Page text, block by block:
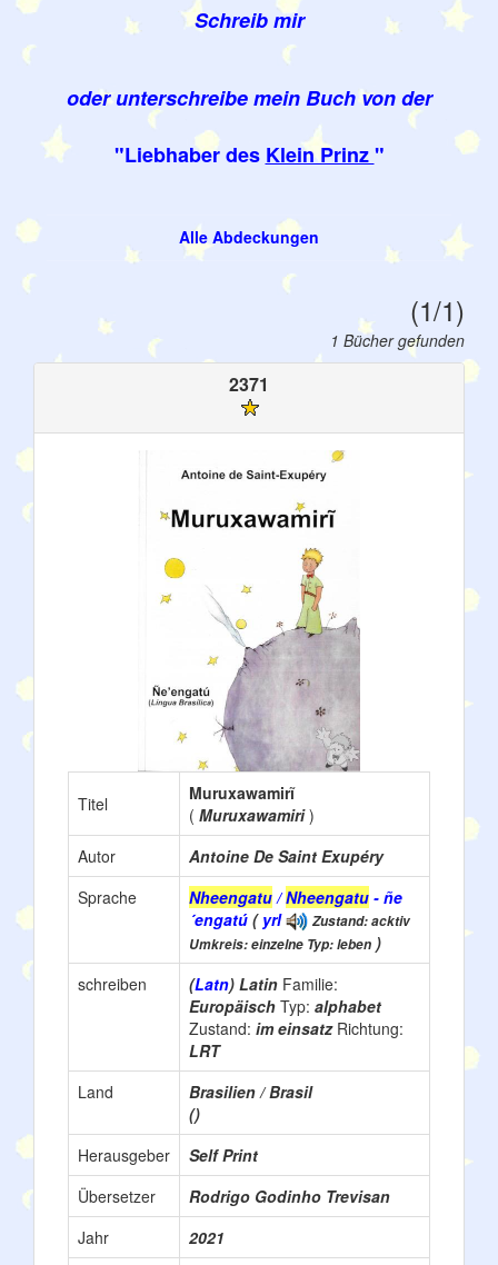
Schreib mir
oder unterschreibe mein Buch von der
"Liebhaber des Klein Prinz"
Alle Abdeckungen
(1/1)
1 Bücher gefunden
2371
Titel
Muruxawamirĩ
( Muruxawamiri)
Autor
Antoine De Saint Exupéry
Sprache
Nheengatu /Nheengatu - ñe
´engatú ( yrl
Zustand: acktiv
Umkreis: einzelne Typ: leben )
schreiben
(Latn) Latin Familie:
Europäisch Typ: alphabet
Zustand: im einsatz Richtung:
LRT
Land
Brasilien / Brasil
()
Herausgeber
Self Print
Übersetzer
Rodrigo Godinho Trevisan
Jahr
2021